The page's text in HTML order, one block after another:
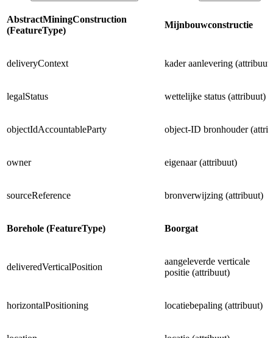
AbstractMiningConstruction
(FeatureType)
Mijnbouwconstructie
deliveryContext kader aanlevering (attribuut)
legalStatus wettelijke status (attribuut)
objectIdAccountableParty object-ID bronhouder
owner eigenaar (attribuut)
sourceReference bronverwijzing (attribuut)
Borehole (FeatureType) Boorgat
deliveredVerticalPosition
aangeleverde verticale
positie (attribuut)
horizontalPositioning locatiebepaling (attribuut)